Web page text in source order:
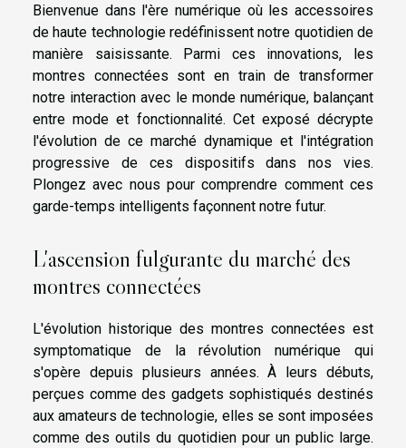
Bienvenue dans l'ère numérique où les accessoires
de haute technologie redéfinissent notre quotidien de
manière saisissante. Parmi ces innovations, les
montres connectées sont en train de transformer
notre interaction avec le monde numérique, balançant
entre mode et fonctionnalité. Cet exposé décrypte
l'évolution de ce marché dynamique et l'intégration
progressive de ces dispositifs dans nos vies.
Plongez avec nous pour comprendre comment ces
garde-temps intelligents façonnent notre futur.
L'ascension fulgurante du marché des
montres connectées
L'évolution historique des montres connectées est
symptomatique de la révolution numérique qui
s'opère depuis plusieurs années. À leurs débuts,
perçues comme des gadgets sophistiqués destinés
aux amateurs de technologie, elles se sont imposées
comme des outils du quotidien pour un public large.